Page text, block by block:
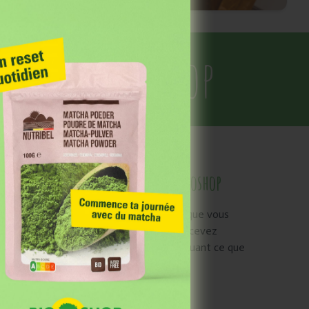
chez Bioshop
avec votre carte client Bioshop
vous récompenser pour chaque pas que vous
et plus durable. C’est pourquoi vous recevez
à chaque achat, simplement en continuant ce que
votre fidélité
à notre
événements et